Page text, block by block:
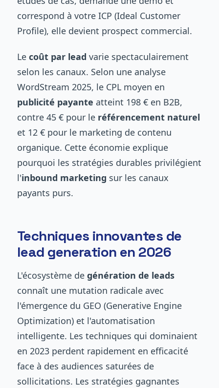
correspond à votre ICP (Ideal Customer
Profile), elle devient prospect commercial.
Le coût par lead varie spectaculairement
selon les canaux. Selon une analyse
WordStream 2025, le CPL moyen en
publicité payante atteint 198 € en B2B,
contre 45 € pour le référencement naturel
et 12 € pour le marketing de contenu
organique. Cette économie explique
pourquoi les stratégies durables privilégient
l'inbound marketing sur les canaux
payants purs.
Techniques innovantes de
lead generation en 2026
L'écosystème de génération de leads
connaît une mutation radicale avec
l'émergence du GEO (Generative Engine
Optimization) et l'automatisation
intelligente. Les techniques qui dominaient
en 2023 perdent rapidement en efficacité
face à des audiences saturées de
sollicitations. Les stratégies gagnantes